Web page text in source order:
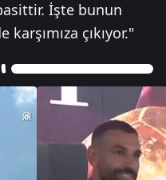
İşte bunun
çıkıyor."